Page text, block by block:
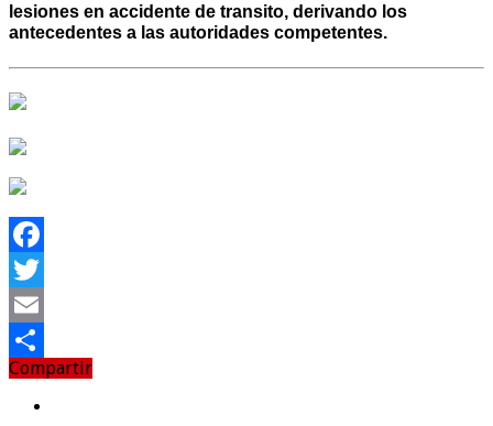
lesiones en accidente de transito, derivando los
antecedentes a las autoridades competentes.
Facebook
Twitter
Email
Compartir
Compartir